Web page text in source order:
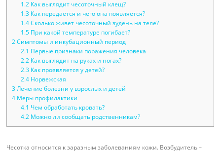
1.2Как выглядит чесоточный клещ?
1.3Как передается и чего она появляется?
1.4Сколько живет чесоточный зудень на теле?
1.5При какой температуре погибает?
2 Симптомы и инкубационный период
2.1 Первые признаки поражения человека
2.2Как выглядит на руках и ногах?
2.3Как проявляется у детей?
2.4Норвежская
3 Лечение болезни у взрослых и детей
4 Меры профилактики
4.1 Чем обработать кровать?
4.2Можно ли сообщать родственникам?
Чесотка относится к заразным заболеваниям кожи. Возбудитель –